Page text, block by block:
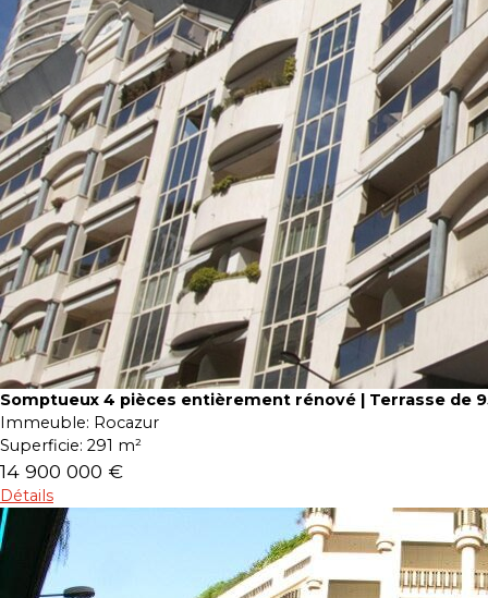
Somptueux 4 pièces entièrement rénové | Terrasse de
Immeuble: Rocazur
Superficie: 291 m²
14 900 000 €
Détails